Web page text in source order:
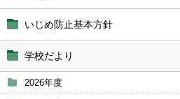
いじめ防止基本方針
学校だより
2026年度